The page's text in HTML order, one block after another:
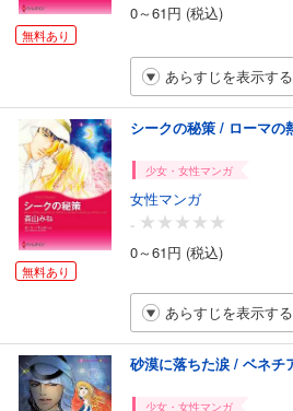
無料あり
0～61円 (税込)
あらすじを表示する
無料あり
シークの秘策 / ローマの
少女・女性マンガ
女性マンガ
-
0～61円 (税込)
あらすじを表示する
砂漠に落ちた涙 / ベネチ
少女・女性マンガ